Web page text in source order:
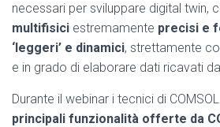
necessari per sviluppare digital twin,
multifisici estremamente precisi e
‘leggeri’ e dinamici, strettamente
e in grado di elaborare dati ricavati
Durante il webinar i tecnici di
principali funzionalità offerte da